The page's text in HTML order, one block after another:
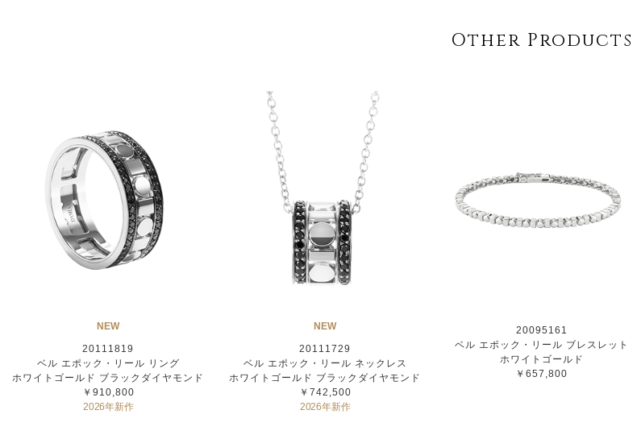
Other Products
NEW
20111819
ベル エポック・リール リング
ホワイトゴールド ブラックダイヤモンド
￥910,800
2026年新作
NEW
20111729
ベル エポック・リール ネックレス
ホワイトゴールド ブラックダイヤモンド
￥742,500
2026年新作
20095161
ベル エポック・リール ブレスレット
ホワイトゴールド
￥657,800